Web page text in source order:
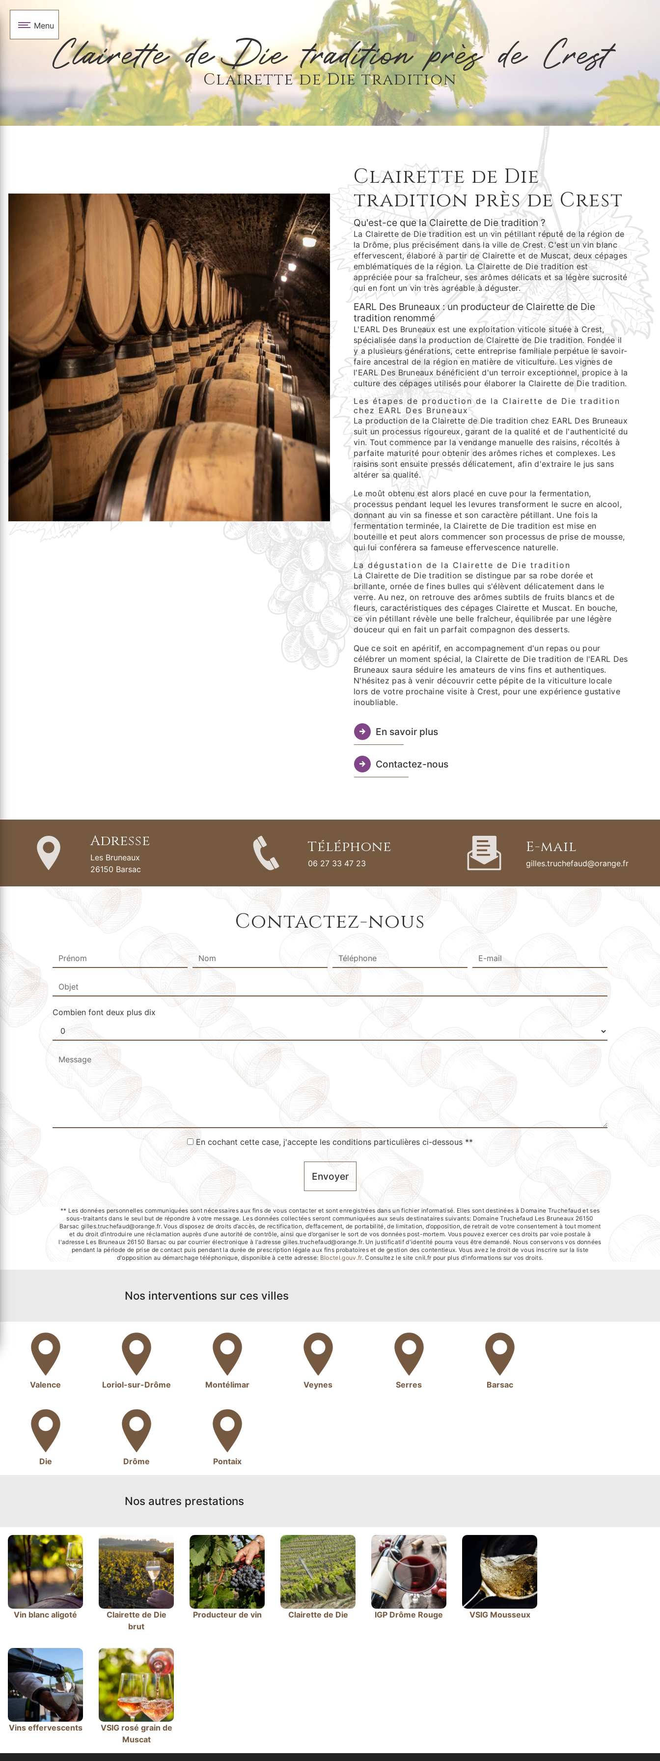
Menu
Clairette de Die tradition près de Crest
Clairette de Die tradition
Clairette de Die
tradition près de Crest
Qu'est-ce que la Clairette de Die tradition ?
La Clairette de Die tradition est un vin pétillant réputé de la région de
la Drôme, plus précisément dans la ville de Crest. C'est un vin blanc
effervescent, élaboré à partir de Clairette et de Muscat, deux cépages
emblématiques de la région. La Clairette de Die tradition est
appréciée pour sa fraîcheur, ses arômes délicats et sa légère sucrosité
qui en font un vin très agréable à déguster.
EARL Des Bruneaux : un producteur de Clairette de Die
tradition renommé
L'EARL Des Bruneaux est une exploitation viticole située à Crest,
spécialisée dans la production de Clairette de Die tradition. Fondée il
y a plusieurs générations, cette entreprise familiale perpétue le savoir-
faire ancestral de la région en matière de viticulture. Les vignes de
l'EARL Des Bruneaux bénéficient d'un terroir exceptionnel, propice à la
culture des cépages utilisés pour élaborer la Clairette de Die tradition.
Les étapes de production de la Clairette de Die tradition
chez EARL Des Bruneaux
La production de la Clairette de Die tradition chez EARL Des Bruneaux
suit un processus rigoureux, garant de la qualité et de l'authenticité du
vin. Tout commence par la vendange manuelle des raisins, récoltés à
parfaite maturité pour obtenir des arômes riches et complexes. Les
raisins sont ensuite pressés délicatement, afin d'extraire le jus sans
altérer sa qualité.
Le moût obtenu est alors placé en cuve pour la fermentation,
processus pendant lequel les levures transforment le sucre en alcool,
donnant au vin sa finesse et son caractère pétillant. Une fois la
fermentation terminée, la Clairette de Die tradition est mise en
bouteille et peut alors commencer son processus de prise de mousse,
qui lui conférera sa fameuse effervescence naturelle.
La dégustation de la Clairette de Die tradition
La Clairette de Die tradition se distingue par sa robe dorée et
brillante, ornée de fines bulles qui s'élèvent délicatement dans le
verre. Au nez, on retrouve des arômes subtils de fruits blancs et de
fleurs, caractéristiques des cépages Clairette et Muscat. En bouche,
ce vin pétillant révèle une belle fraîcheur, équilibrée par une légère
douceur qui en fait un parfait compagnon des desserts.
Que ce soit en apéritif, en accompagnement d'un repas ou pour
célébrer un moment spécial, la Clairette de Die tradition de l'EARL Des
Bruneaux saura séduire les amateurs de vins fins et authentiques.
N'hésitez pas à venir découvrir cette pépite de la viticulture locale
lors de votre prochaine visite à Crest, pour une expérience gustative
inoubliable.
En savoir plus
Contactez-nous
Adresse
Les Bruneaux
26150 Barsac
Téléphone
06 27 33 47 23
E-mail
gilles.truchefaud@orange.fr
Contactez-nous
Combien font deux plus dix
En cochant cette case, j'accepte les conditions particulières ci-dessous **
Envoyer
** Les données personnelles communiquées sont nécessaires aux fins de vous contacter et sont enregistrées dans un fichier informatisé. Elles sont destinées à Domaine Truchefaud et ses
sous-traitants dans le seul but de répondre à votre message. Les données collectées seront communiquées aux seuls destinataires suivants: Domaine Truchefaud Les Bruneaux 26150
Barsac gilles.truchefaud@orange.fr. Vous disposez de droits d’accès, de rectification, d’effacement, de portabilité, de limitation, d’opposition, de retrait de votre consentement à tout moment
et du droit d’introduire une réclamation auprès d’une autorité de contrôle, ainsi que d’organiser le sort de vos données post-mortem. Vous pouvez exercer ces droits par voie postale à
l'adresse Les Bruneaux 26150 Barsac ou par courrier électronique à l'adresse gilles.truchefaud@orange.fr. Un justificatif d'identité pourra vous être demandé. Nous conservons vos données
pendant la période de prise de contact puis pendant la durée de prescription légale aux fins probatoires et de gestion des contentieux. Vous avez le droit de vous inscrire sur la liste
d'opposition au démarchage téléphonique, disponible à cette adresse: Bloctel.gouv.fr. Consultez le site cnil.fr pour plus d’informations sur vos droits.
Nos interventions sur ces villes
Valence Loriol-sur-Drôme Montélimar Veynes Serres Barsac
Die Drôme Pontaix
Nos autres prestations
Vin blanc aligoté
Clairette de Die
brut
Producteur de vin Clairette de Die IGP Drôme Rouge VSIG Mousseux
Vins effervescents
VSIG rosé grain de
Muscat